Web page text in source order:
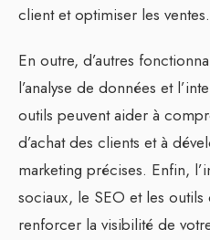
client et optimiser les ventes.
En outre, d’autres
l’analyse de données et
outils peuvent aider à
d’achat des clients et à
marketing précises. Enfin,
sociaux, le SEO et les
renforcer la visibilité de